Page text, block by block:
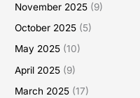
November 2025 (9)
October 2025 (5)
May 2025 (10)
April 2025 (9)
March 2025 (17)